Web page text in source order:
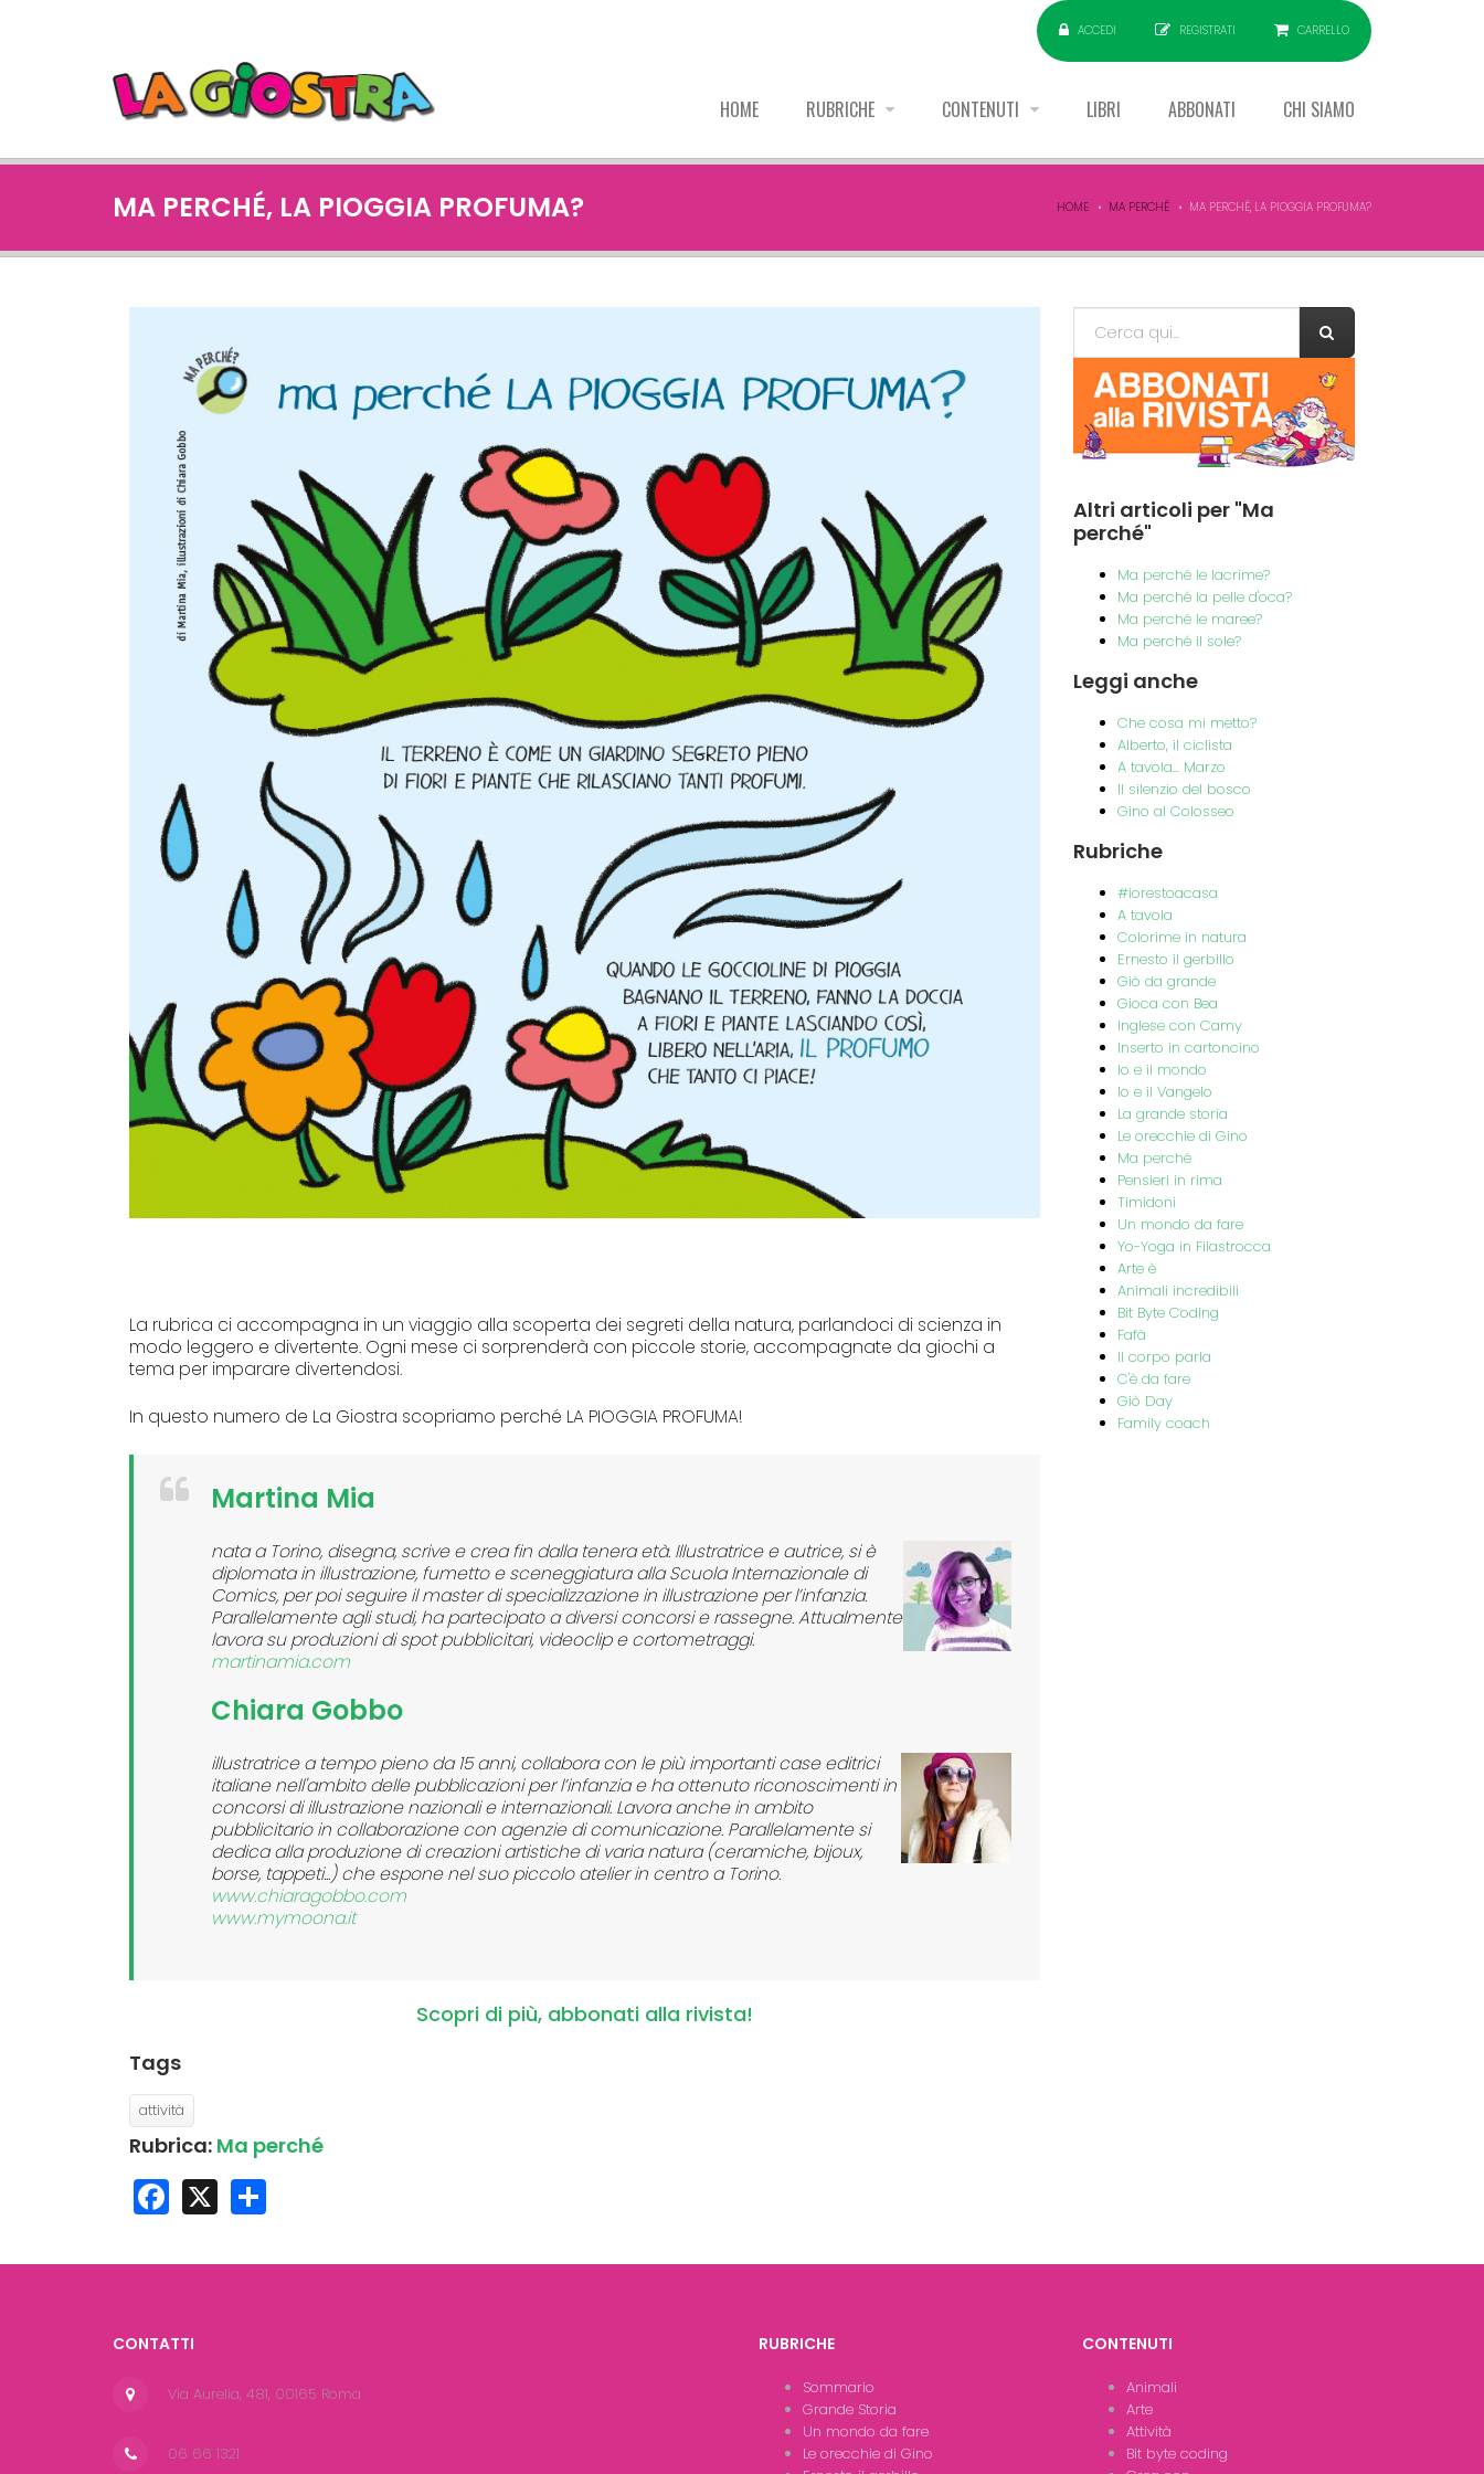
ACCEDI REGISTRATI CARRELLO
HOME RUBRICHE CONTENUTI LIBRI ABBONATI CHI SIAMO
MA PERCHÉ, LA PIOGGIA PROFUMA? HOME MA PERCHÉ MA PERCHÉ, LA PIOGGIA PROFUMA?
La rubrica ci accompagna in un viaggio alla scoperta dei segreti della natura, parlandoci di scienza in
modo leggero e divertente. Ogni mese ci sorprenderà con piccole storie, accompagnate da giochi a
tema per imparare divertendosi.
In questo numero de La Giostra scopriamo perché LA PIOGGIA PROFUMA!
Martina Mia
nata a Torino, disegna, scrive e crea fin dalla tenera età. Illustratrice e autrice, si è
diplomata in illustrazione, fumetto e sceneggiatura alla Scuola Internazionale di
Comics, per poi seguire il master di specializzazione in illustrazione per l’infanzia.
Parallelamente agli studi, ha partecipato a diversi concorsi e rassegne. Attualmente
lavora su produzioni di spot pubblicitari, videoclip e cortometraggi.
martinamia.com
Chiara Gobbo
illustratrice a tempo pieno da 15 anni, collabora con le più importanti case editrici
italiane nell'ambito delle pubblicazioni per l’infanzia e ha ottenuto riconoscimenti in
concorsi di illustrazione nazionali e internazionali. Lavora anche in ambito
pubblicitario in collaborazione con agenzie di comunicazione. Parallelamente si
dedica alla produzione di creazioni artistiche di varia natura (ceramiche, bijoux,
borse, tappeti...) che espone nel suo piccolo atelier in centro a Torino.
www.chiaragobbo.com
www.mymoona.it
Scopri di più, abbonati alla rivista!
Tags
attività
Rubrica: Ma perché
Facebook
X
Form di ricerca
Altri articoli per "Ma
perché"
Ma perché le lacrime?
Ma perché la pelle d'oca?
Ma perché le maree?
Ma perché il sole?
Leggi anche
Che cosa mi metto?
Alberto, il ciclista
A tavola... Marzo
Il silenzio del bosco
Gino al Colosseo
Rubriche
#iorestoacasa
A tavola
Colorime in natura
Ernesto il gerbillo
Giò da grande
Gioca con Bea
Inglese con Camy
Inserto in cartoncino
Io e il mondo
Io e il Vangelo
La grande storia
Le orecchie di Gino
Ma perché
Pensieri in rima
Timidoni
Un mondo da fare
Yo-Yoga in Filastrocca
Arte è
Animali incredibili
Bit Byte Coding
Fafà
Il corpo parla
C'è da fare
Giò Day
Family coach
CONTATTI
Via Aurelia, 481, 00165 Roma
06 66 1321
RUBRICHE
Sommario
Grande Storia
Un mondo da fare
Le orecchie di Gino
CONTENUTI
Animali
Arte
Attività
Bit byte coding